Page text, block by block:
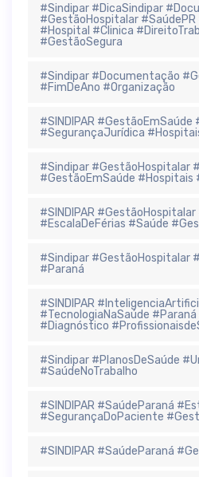
#Sindipar #DicaSindipar
#GestãoHospitalar #SaúdePR
#Hospital #Clinica
#GestãoSegura
#Sindipar #Documentação
#FimDeAno #Organização
#SINDIPAR
#SegurançaJurídica
#Sindipar #GestãoHospitalar
#GestãoEmSaúde #Hospitais
#SINDIPAR
#EscalaDeFérias #Saúde
#Sindipar #GestãoHospitalar
#Paraná
#SINDIPAR
#TecnologiaNaSaúde
#Diagnóstico
#Sindipar #PlanosDeSaúde
#SaúdeNoTrabalho
#SINDIPAR #SaúdeParaná
#SegurançaDoPaciente
#SINDIPAR #SaúdeParaná